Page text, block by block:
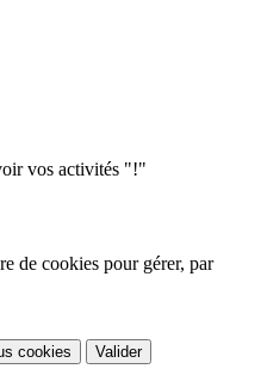
vos activités "!"
de cookies pour gérer, par
cookies Valider